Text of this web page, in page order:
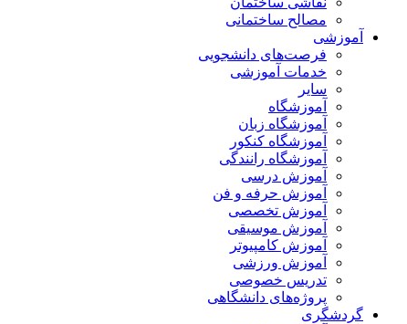
مصالح ساختمانی
آموزشی
فرصت‌های دانشجویی
خدمات آموزشی
سایر
آموزشگاه
آموزشگاه زبان
آموزشگاه کنکور
آموزشگاه رانندگی
آموزش درسی
آموزش حرفه و فن
آموزش تخصصی
آموزش موسیقی
آموزش کامپیوتر
آموزش ورزشی
تدریس خصوصی
پروژه‌های دانشگاهی
گردشگری